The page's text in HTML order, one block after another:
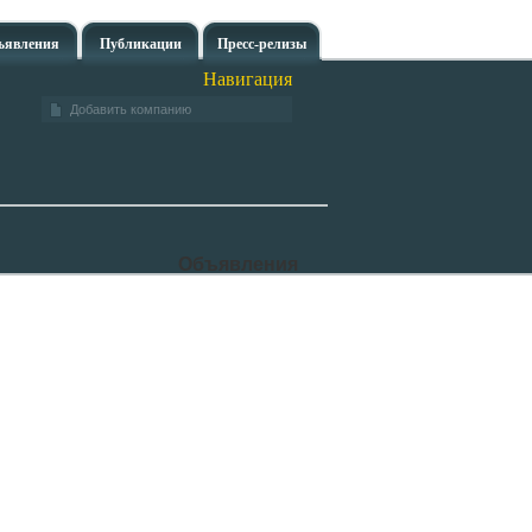
Публикации Пресс-релизы
Навигация
Добавить компанию